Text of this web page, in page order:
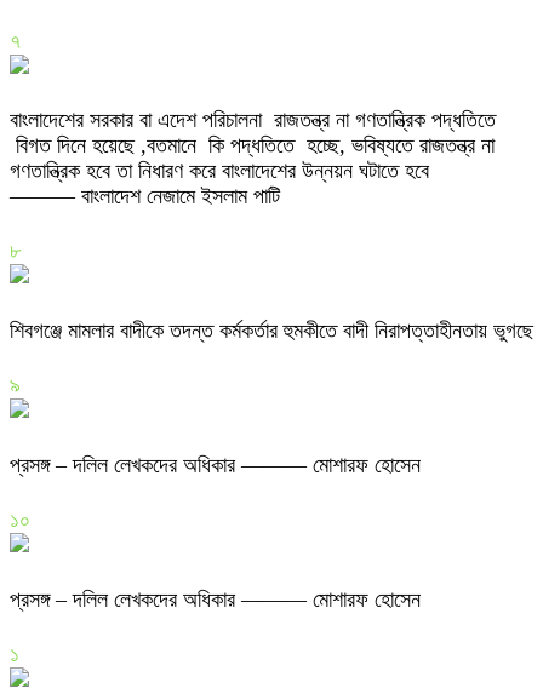
৭
বাংলাদেশের সরকার বা এদেশ পরিচালনা রাজতন্ত্র না গণতান্ত্রিক পদ্ধতিতে
বিগত দিনে হয়েছে ,বতমানে কি পদ্ধতিতে হচ্ছে, ভবিষ্যতে রাজতন্ত্র না
গণতান্ত্রিক হবে তা নিধারণ করে বাংলাদেশের উন্নয়ন ঘটাতে হবে
——— বাংলাদেশ নেজামে ইসলাম পাটি
৮
শিবগঞ্জে মামলার বাদীকে তদন্ত কর্মকর্তার হুমকীতে বাদী নিরাপত্তাহীনতায় ভুগছে
৯
প্রসঙ্গ – দলিল লেখকদের অধিকার ——— মোশারফ হোসেন
১০
প্রসঙ্গ – দলিল লেখকদের অধিকার ——— মোশারফ হোসেন
১